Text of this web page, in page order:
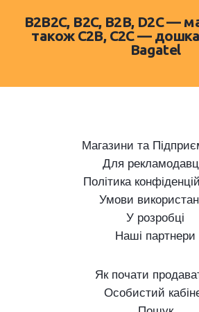
B2B2C, B2C, B2B, D2C —
також C2B, C2C —
Bagatel
Магазини та
Для
Політика
Умови
У розробці
Наші партнери
Як почати
Особистий